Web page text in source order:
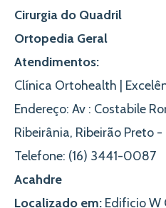
Cirurgia do Quadril
Ortopedia Geral
Atendimentos:
Clínica Ortohealth |
Endereço: Av : Costabile
Ribeirânia, Ribeirão Preto
Telefone: (16) 3441-0087
Acahdre
Localizado em: Edificio W